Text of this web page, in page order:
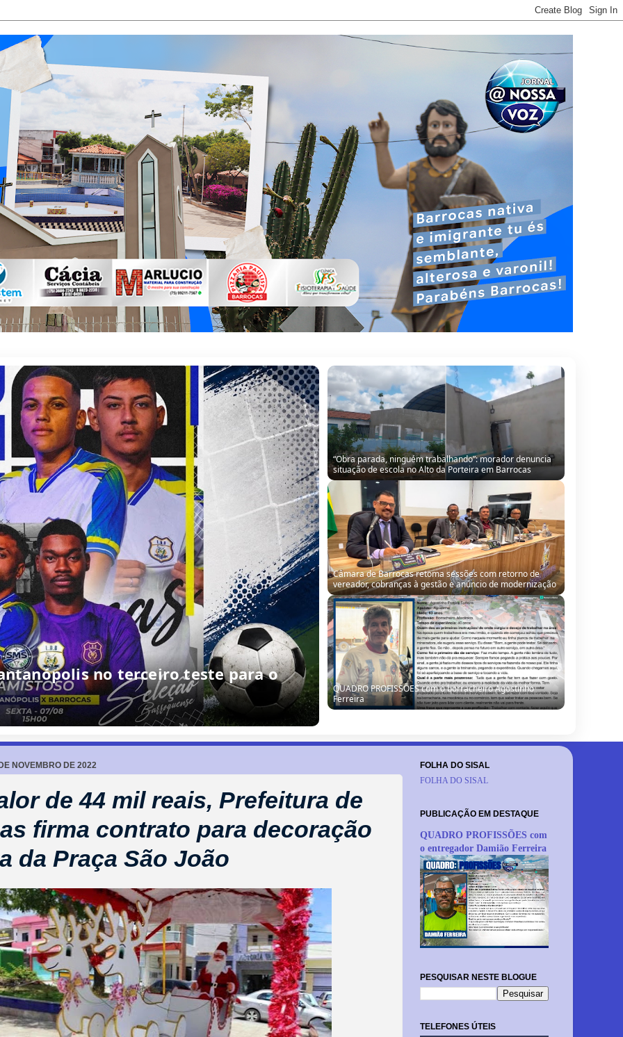
Câmara de Barrocas retoma sessões com retorno de
vereador, cobranças à gestão e anúncio de modernização
QUADRO PROFISSÕES com o borracheiro Agostinho
Ferreira
Seleção de Barrocas encara Santanópolis no terceiro
teste para o Intermunicipal 2026
NOVEMBRO DE 2022
de 44 mil reais, Prefeitura de
firma contrato para decoração
da Praça São João
FOLHA DO SISAL
FOLHA DO SISAL
PUBLICAÇÃO EM DESTAQUE
QUADRO PROFISSÕES com
o entregador Damião Ferreira
PESQUISAR NESTE BLOGUE
TELEFONES ÚTEIS